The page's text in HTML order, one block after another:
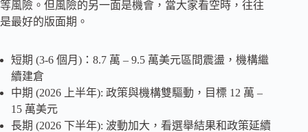
等風險。但風險的另一面是機會，當大家看空時，往往
是最好的版面期。
短期 (3-6 個月)：8.7 萬 – 9.5 萬美元區間震盪，機構繼
續建倉
中期 (2026 上半年): 政策與機構雙驅動，目標 12 萬 –
15 萬美元
長期 (2026 下半年): 波動加大，看選舉結果和政策延續